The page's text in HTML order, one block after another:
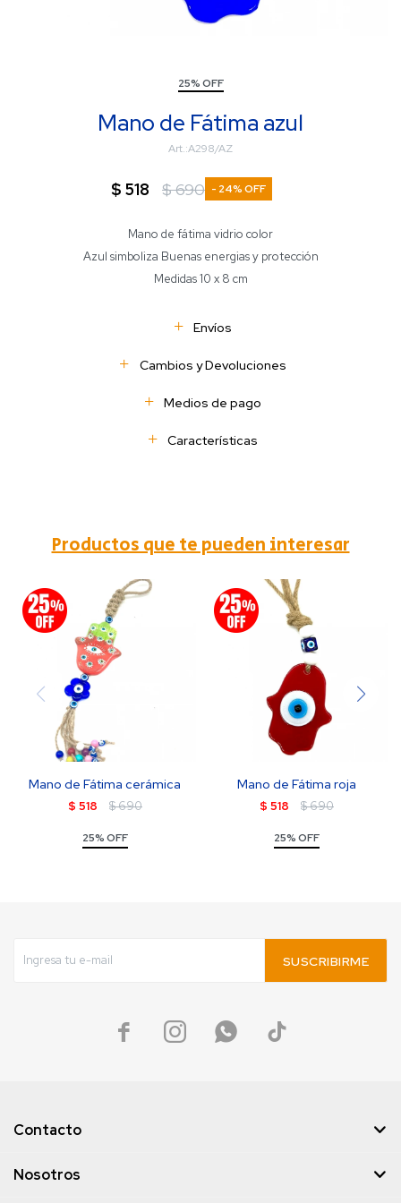
25% OFF
Mano de Fátima azul
A298/AZ
$ 518 $690 24
Mano de fátima vidrio color
Azul simboliza Buenas energias y protección
Medidas 10 x 8 cm
Envíos
Cambios y Devoluciones
Medios de pago
Características
Productos que te pueden interesar
Mano de Fátima cerámica
$ 518 $690
25% OFF
Mano de Fátima roja
$ 518 $690
25% OFF
SUSCRIBIRME
   
Contacto
Nosotros